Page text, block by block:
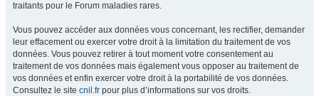
traitants pour le Forum maladies rares.
Vous pouvez accéder aux données vous concernant, les rectifier, demander
leur effacement ou exercer votre droit à la limitation du traitement de vos
données. Vous pouvez retirer à tout moment votre consentement au
traitement de vos données mais également vous opposer au traitement de
vos données et enfin exercer votre droit à la portabilité de vos données.
Consultez le site cnil.fr pour plus d’informations sur vos droits.